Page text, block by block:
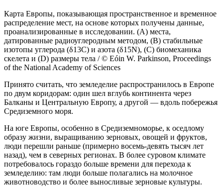
Карта Европы, показывающая пространственное и временное
распределение мест, на основе которых получены данные,
проанализированные в исследовании. (A) места,
датированные радиоуглеродным методом, (B) стабильные
изотопы углерода (δ13C) и азота (δ15N), (C) биомеханика
скелета и (D) размеры тела / © Eóin W. Parkinson, Proceedings
of the National Academy of Sciences
Принято считать, что земледелие распространилось в Европе
по двум коридорам: один шел вглубь континента через
Балканы и Центральную Европу, а другой — вдоль побережья
Средиземного моря.
На юге Европы, особенно в Средиземноморье, к оседлому
образу жизни, выращиванию зерновых, овощей и фруктов,
люди перешли раньше (примерно восемь-девять тысяч лет
назад), чем в северных регионах. В более суровом климате
потребовалось гораздо больше времени для перехода к
земледелию: там люди больше полагались на молочное
животноводство и более выносливые зерновые культуры.